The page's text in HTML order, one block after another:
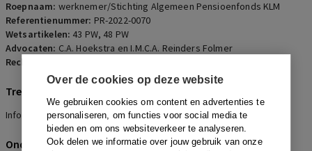
Over de cookies op deze website
We gebruiken cookies om content en advertenties te
personaliseren, om functies voor social media te
bieden en om ons websiteverkeer te analyseren.
Ook delen we informatie over jouw gebruik van onze
Roepnaam: werknemer/Stichting Algemeen Pensioenfonds KLM
Referentienummer: PR-2022-0070
Wetsartikelen: 43 PW, 48 PW
Advocaten: C.A. Hoekstra en I.M.C.A. Reinders Folmer
Rechters:
Trefwoorden
Informatie, Zorgplicht, Omrekenfactoren
Onderwerpen